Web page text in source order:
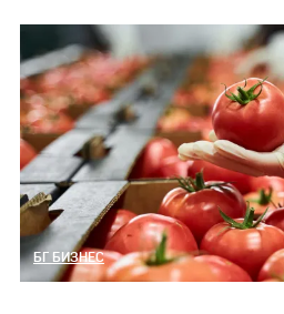
БГ БИЗНЕС